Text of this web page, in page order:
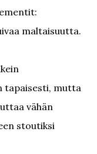
maltaisuutta.
tapaisesti, mutta
vähän
stoutiksi